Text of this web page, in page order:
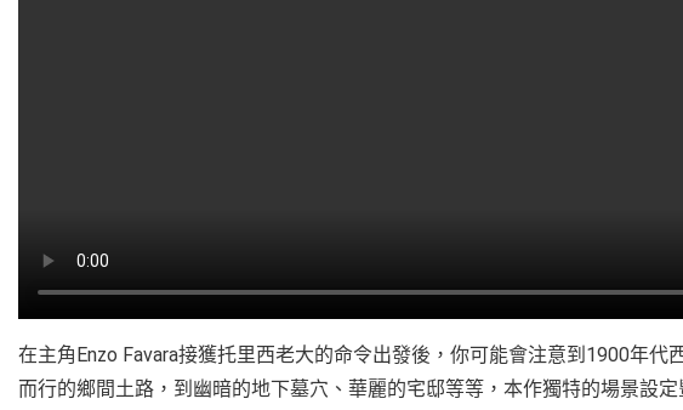
在主角Enzo Favara接獲托里西老大的命令出發後，你可能會注意到1900年
而行的鄉間土路，到幽暗的地下墓穴、華麗的宅邸等等，本作獨特的場景設